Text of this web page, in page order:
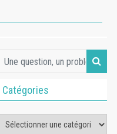
Catégories
Catégories